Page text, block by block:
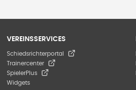
VEREINSSERVICES
Schiedsrichterportal
Trainercenter
SpielerPlus
Widgets